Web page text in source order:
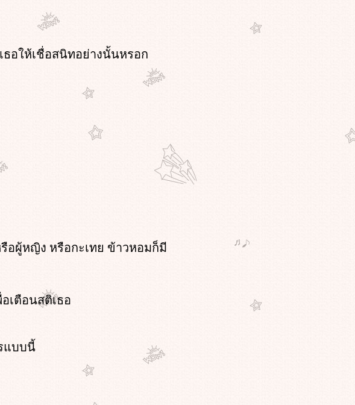
ธอให้เชื่อสนิทอย่างนั้นหรอก
อผู้หญิง หรือกะเทย ข้าวหอมก็มี
เตือนสติเธอ
แบบนี้